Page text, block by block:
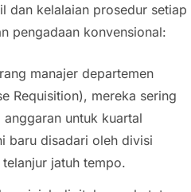
dan kelalaian prosedur setiap
pengadaan konvensional:
manajer departemen
Requisition), mereka sering
untuk kuartal
baru disadari oleh divisi
jatuh tempo.